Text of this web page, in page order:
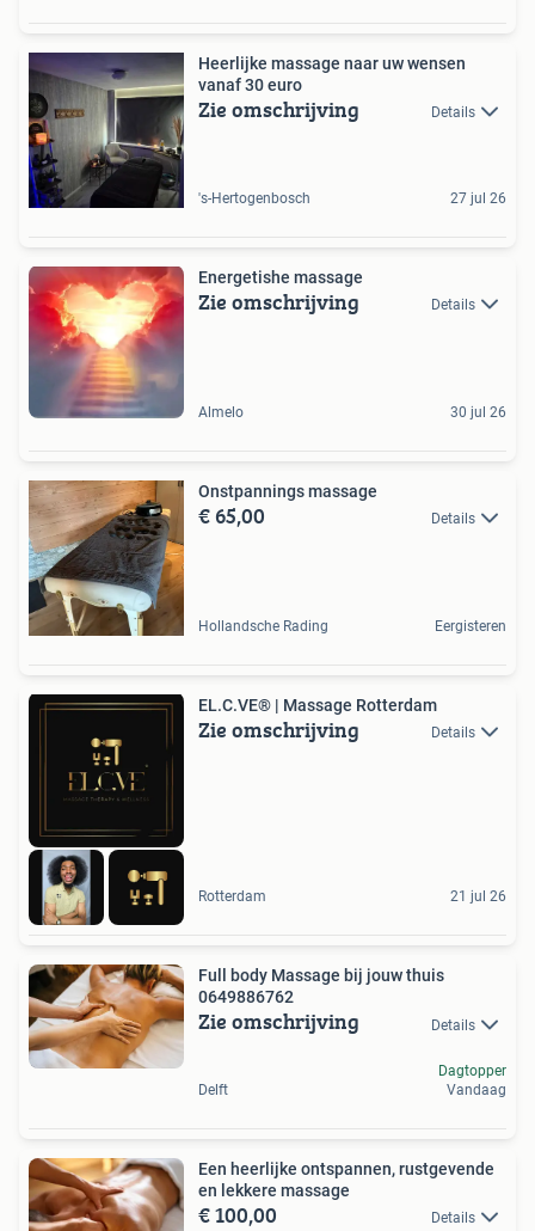
Heerlijke massage naar uw wensen
vanaf 30 euro
Zie omschrijving Details
's-Hertogenbosch 27 jul 26
Energetishe massage
Zie omschrijving Details
Almelo 30 jul 26
Onstpannings massage
€ 65,00 Details
Hollandsche Rading Eergisteren
EL.C.VE® | Massage Rotterdam
Zie omschrijving Details
Rotterdam 21 jul 26
Full body Massage bij jouw thuis
0649886762
Zie omschrijving Details
Delft
Dagtopper
Vandaag
Een heerlijke ontspannen, rustgevende
en lekkere massage
€ 100,00 Details